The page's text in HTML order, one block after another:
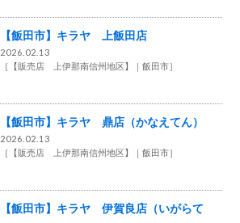
【飯田市】キラヤ 上飯田店
2026.02.13
［
【販売店 上伊那南信州地区】 飯田市］
【飯田市】キラヤ 鼎店（かなえてん）
2026.02.13
［
【販売店 上伊那南信州地区】 飯田市］
【飯田市】キラヤ 伊賀良店（いがらて